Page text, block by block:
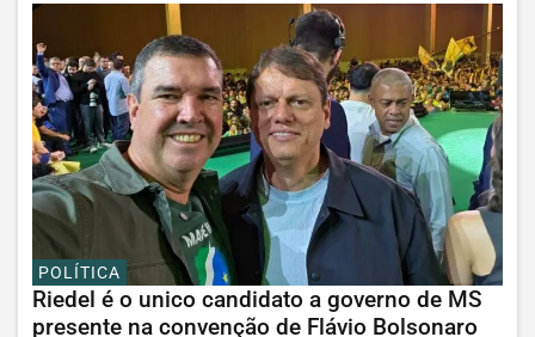
POLÍTICA
Riedel é o unico candidato a governo de MS
presente na convenção de Flávio Bolsonaro